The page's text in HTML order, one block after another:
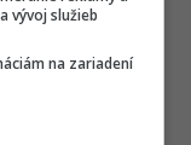
vývoj služieb
na zariadení